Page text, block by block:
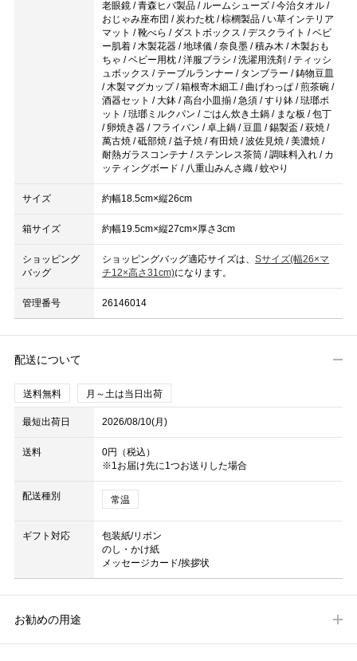
老眼鏡 / 青森ヒバ製品 / ルームシューズ / 今治タオル /
おじゃみ座布団 / 炭わた枕 / 棕櫚製品 / い草インテリア
マット / 靴べら / ダストボックス / デスクライト / ベビ
ー肌着 / 木製花器 / 地球儀 / 奈良墨 / 積み木 / 木製おも
ちゃ / ベビー用枕 / 洋服ブラシ / 洗濯用洗剤 / ティッシ
ュボックス / テーブルランナー / タンブラー / 鋳物豆皿
/ 木製マグカップ / 箱根寄木細工 / 曲げわっぱ / 煎茶碗 /
酒器セット / 大鉢 / 高台小皿揃 / 急須 / すり鉢 / 琺瑯ポ
ット / 琺瑯ミルクパン / ごはん炊き土鍋 / まな板 / 包丁
/ 卵焼き器 / フライパン / 卓上鍋 / 豆皿 / 錫製盃 / 萩焼 /
萬古焼 / 砥部焼 / 益子焼 / 有田焼 / 波佐見焼 / 美濃焼 /
耐熱ガラスコンテナ / ステンレス茶筒 / 調味料入れ / カ
ッティングボード / 八重山みんさ織 / 蚊やり
サイズ 約幅18.5cm×縦26cm
箱サイズ 約幅19.5cm×縦27cm×厚さ3cm
ショッピング
バッグ
ショッピングバッグ適応サイズは、 Sサイズ(幅26×マ
チ12×高さ31cm)になります。
管理番号 26146014
配送について
送料無料 月～土は当日出荷
最短出荷日 2026/08/10(月)
送料
0円（税込）
※1お届け先に1つお送りした場合
配送種別 常温
ギフト対応
包装紙/リボン
のし・かけ紙
メッセージカード/挨拶状
お勧めの用途